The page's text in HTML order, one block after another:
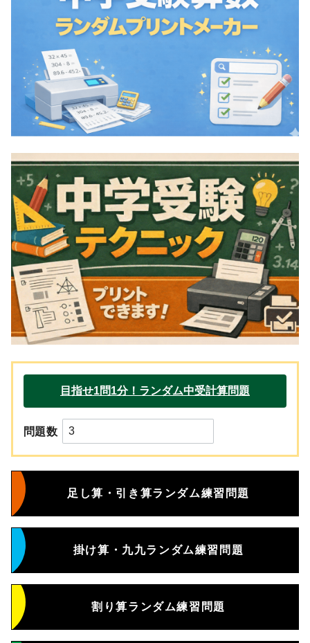
問題数
足し算・引き算ランダム練習問題
掛け算・九九ランダム練習問題
割り算ランダム練習問題